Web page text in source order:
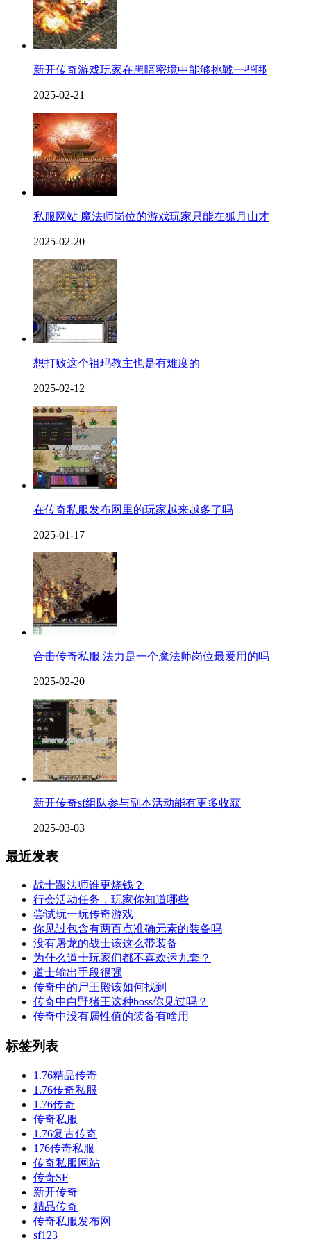
新开传奇游戏玩家在黑喑密境中能够挑戰一些哪
2025-02-21
私服网站 魔法师岗位的游戏玩家只能在狐月山才
2025-02-20
想打败这个祖玛教主也是有难度的
2025-02-12
在传奇私服发布网里的玩家越来越多了吗
2025-01-17
合击传奇私服 法力是一个魔法师岗位最爱用的吗
2025-02-20
新开传奇sf组队参与副本活动能有更多收获
2025-03-03
最近发表
战士跟法师谁更烧钱？
行会活动任务，玩家你知道哪些
尝试玩一玩传奇游戏
你见过包含有两百点准确元素的装备吗
没有屠龙的战士该这么带装备
为什么道士玩家们都不喜欢运九套？
道士输出手段很强
传奇中的尸王殿该如何找到
传奇中白野猪王这种boss你见过吗？
传奇中没有属性值的装备有啥用
标签列表
1.76精品传奇
1.76传奇私服
1.76传奇
传奇私服
1.76复古传奇
176传奇私服
传奇私服网站
传奇SF
新开传奇
精品传奇
传奇私服发布网
sf123